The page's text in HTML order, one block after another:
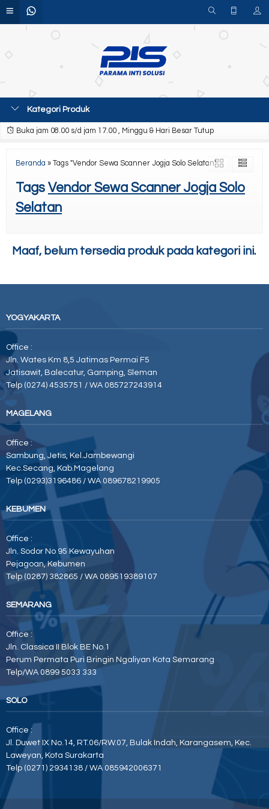
Kategori Produk
Buka jam 08.00 s/d jam 17.00 , Minggu & Hari Besar Tutup
Beranda » Tags "Vendor Sewa Scanner Jogja Solo Selatan"
Tags Vendor Sewa Scanner Jogja Solo
Selatan
Maaf, belum tersedia produk pada kategori ini.
YOGYAKARTA
Office :
Jln. Wates Km 8,5 Jatimas Permai F5
Jatisawit, Balecatur, Gamping, Sleman
Telp (0274) 4535751 / WA 085727243914
MAGELANG
Office :
Sambung, Jetis, Kel.Jambewangi
Kec.Secang, Kab.Magelang
Telp (0293)3196486 / WA 089678219905
KEBUMEN
Office :
Jln. Sodor No 95 Kewayuhan
Pejagoan, Kebumen
Telp (0287) 382865 / WA 089519389107
SEMARANG
Office :
Jln. Classica II Blok BE No.1
Perum Permata Puri Bringin Ngaliyan Kota Semarang
Telp/WA 0899 5033 333
SOLO
Office :
Jl. Duwet IX No.14, RT.06/RW.07, Bulak Indah, Karangasem, Kec.
Laweyan, Kota Surakarta
Telp (0271) 2934138 / WA 085942006371